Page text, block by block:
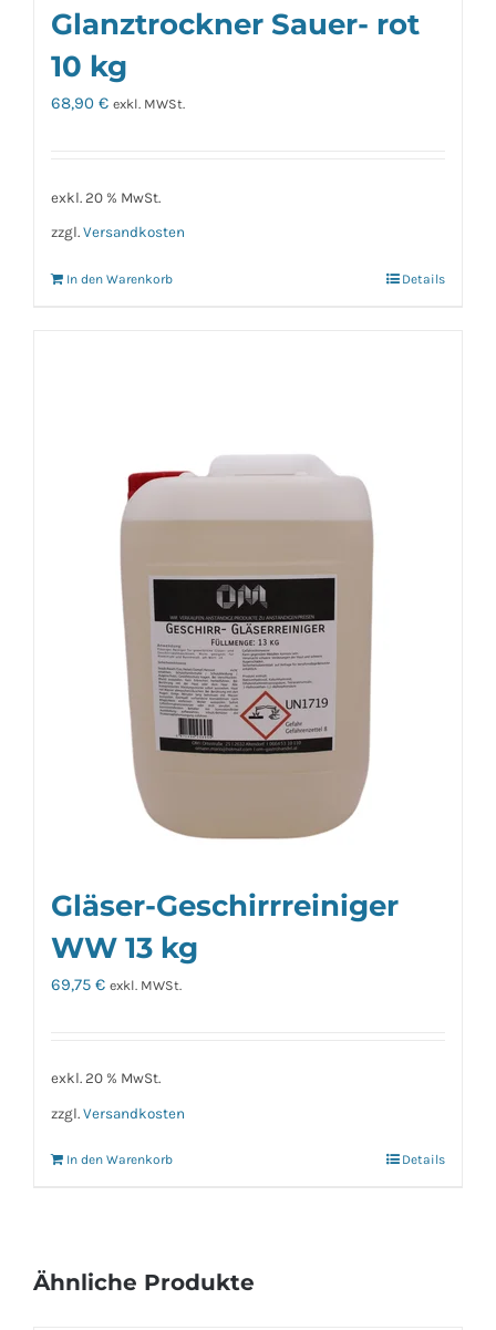
Glanztrockner Sauer- rot
10 kg
68,90 € exkl. MWSt.
exkl. 20 % MwSt.
zzgl. Versandkosten
In den Warenkorb Details
Gläser-Geschirrreiniger
WW 13 kg
69,75 € exkl. MWSt.
exkl. 20 % MwSt.
zzgl. Versandkosten
In den Warenkorb Details
Ähnliche Produkte